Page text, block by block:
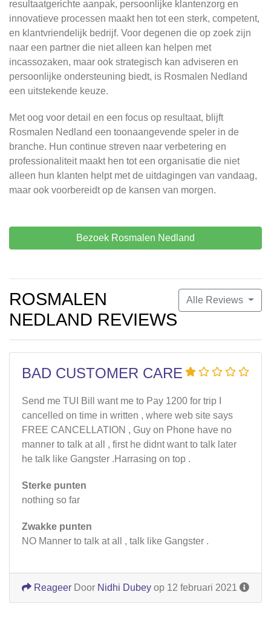
resultaatgerichte aanpak, persoonlijke klantenzorg en
innovatieve processen maakt hen tot een sterk, competent,
en klantvriendelijk bedrijf. Voor degenen die op zoek zijn
naar een partner die niet alleen kan helpen met
incassozaken, maar ook strategisch kan adviseren en
persoonlijke ondersteuning biedt, is Rosmalen Nedland
een uitstekende keuze.
Met oog voor detail en een focus op resultaat, blijft
Rosmalen Nedland een toonaangevende speler in de
branche. Hun continue streven naar verbetering en
professionaliteit maakt hen tot een organisatie die niet
alleen hun klanten helpt met de uitdagingen van vandaag,
maar ook voorbereidt op de kansen van morgen.
Bezoek Rosmalen Nedland
Alle Reviews
ROSMALEN
NEDLAND REVIEWS
BAD CUSTOMER CARE
Send me TUI Bill want me to Pay 1200 for trip I
cancelled on time in written , where web site says
FREE CANCELLATION , Guy on Phone have no
manner to talk at all , first he didnt want to talk later
he talk like Gangster .Harrasing on top .
Sterke punten
nothing so far
Zwakke punten
NO Manner to talk at all , talk like Gangster .
Door Nidhi Dubey op 12 februari 2021
Reageer